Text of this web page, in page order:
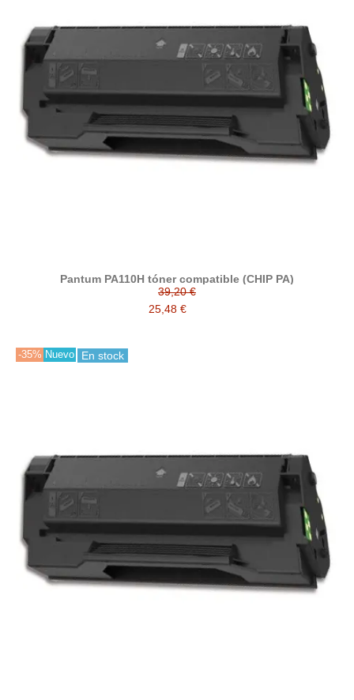
Pantum PA110H tóner compatible (CHIP PA)
39,20 €
25,48 €
-35% Nuevo En stock